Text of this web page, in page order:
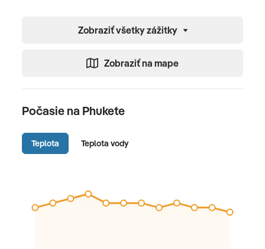
Zobraziť všetky zážitky
Zobraziť na mape
Počasie na Phukete
Teplota Teplota vody